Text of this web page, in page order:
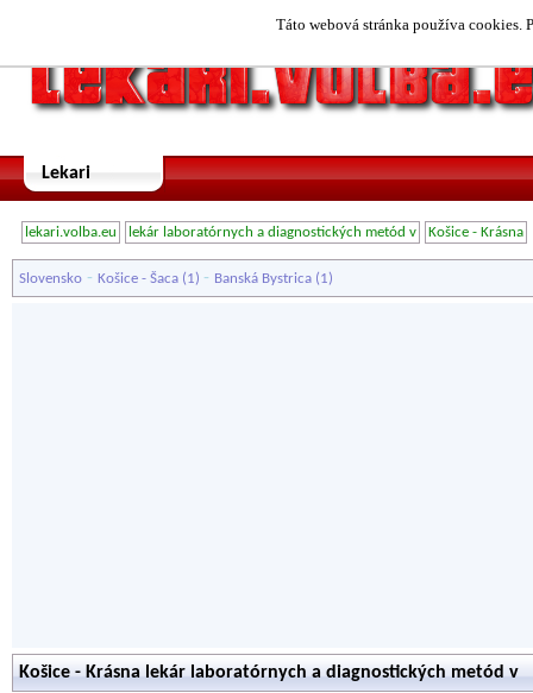
Táto webová stránka používa cookies.
Lekari
lekari.volba.eu lekár laboratórnych a diagnostických metód v Košice - Krásna
Slovensko - Košice - Šaca (1) - Banská Bystrica (1)
Košice - Krásna lekár laboratórnych a diagnostických metód v